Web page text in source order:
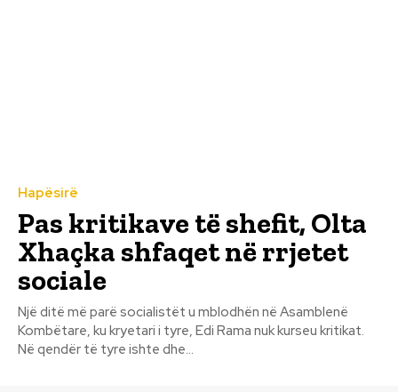
Hapësirë
Pas kritikave të shefit, Olta
Xhaçka shfaqet në rrjetet
sociale
Një ditë më parë socialistët u mblodhën në Asamblenë
Kombëtare, ku kryetari i tyre, Edi Rama nuk kurseu kritikat.
Në qendër të tyre ishte dhe...